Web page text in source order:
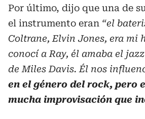
Por último, dijo que una de
el instrumento eran “el
Coltrane, Elvin Jones, era mi
conocí a Ray, él amaba el
de Miles Davis. Él nos
en el género del rock, pero
mucha improvisación que